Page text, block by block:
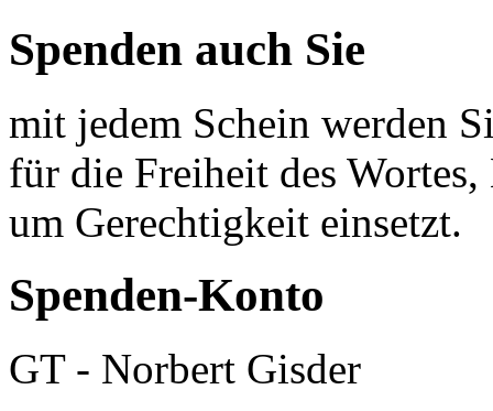
Spenden auch Sie
mit jedem Schein werden
für die Freiheit des
um Gerechtigkeit einsetzt.
Spenden-Konto
GT - Norbert Gisder